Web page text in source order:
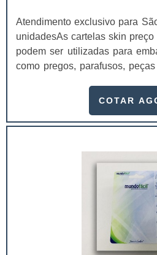
Atendimento exclusivo para
unidadesAs cartelas skin
podem ser utilizadas para
como pregos, parafusos,
velas de aniversário,
em diferentes materiais:
Com as cartelas skin é.
COTAR